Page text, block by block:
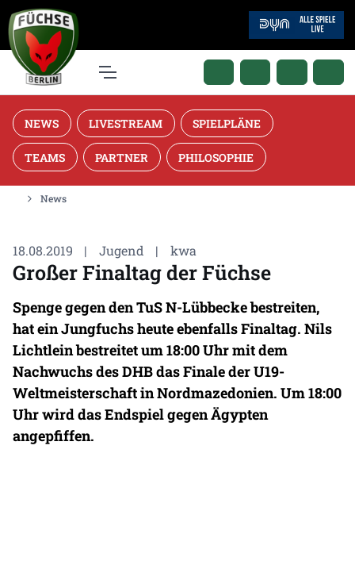
NEWS LIVESTREAM SPIELPLÄNE
TEAMS PARTNER PHILOSOPHIE
News
18.08.2019 | Jugend | kwa
Großer Finaltag der Füchse
Spenge gegen den TuS N-Lübbecke bestreiten,
hat ein Jungfuchs heute ebenfalls Finaltag. Nils
Lichtlein bestreitet um 18:00 Uhr mit dem
Nachwuchs des DHB das Finale der U19-
Weltmeisterschaft in Nordmazedonien. Um 18:00
Uhr wird das Endspiel gegen Ägypten
angepfiffen.